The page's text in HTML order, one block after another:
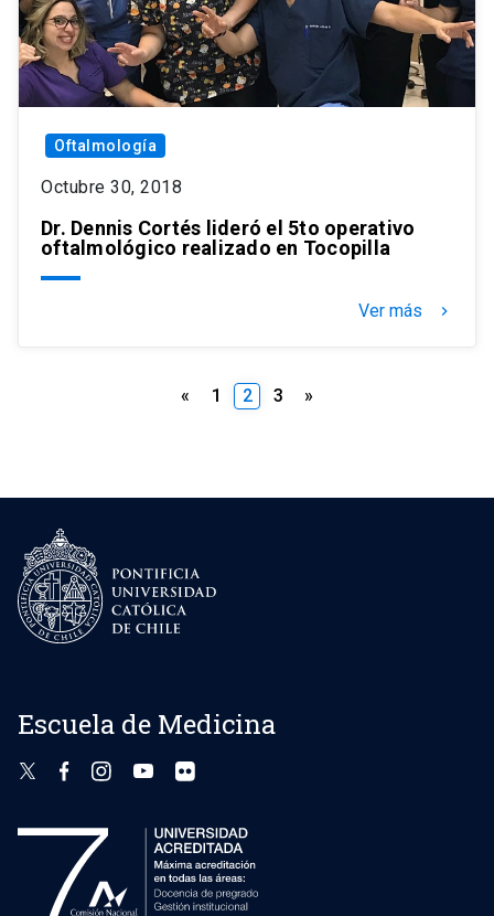
Oftalmología
Octubre 30, 2018
Dr. Dennis Cortés lideró el 5to operativo
oftalmológico realizado en Tocopilla
Ver más keyboard_arrow_right
Paginación
« 1 2 3 »
Escuela de Medicina